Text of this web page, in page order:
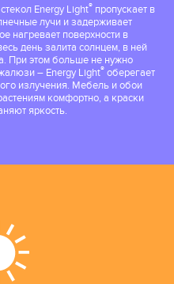
Energy Light®пропускает в
лучи и задерживает
нагревает поверхности в
день залита солнцем, в ней
При этом больше не нужно
– Energy Light® оберегает
излучения. Мебель и обои
комфортно, а краски
яркость.